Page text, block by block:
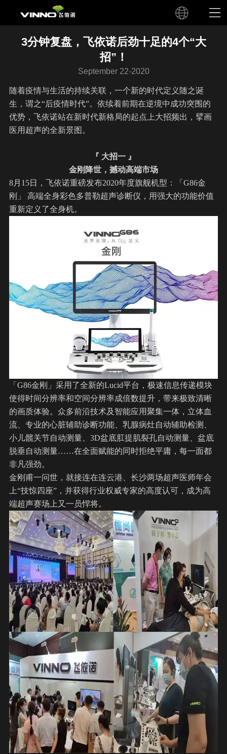
3分钟复盘，飞依诺后劲十足的4个“大
招”！
September 22-2020
随着疫情与生活的持续关联，一个新的时代定义随之诞
生，谓之“后疫情时代”。依续着前期在逆境中成功突围的
优势， 飞依诺站在新时代新格局的起点上大招频出，擘画
医用超声的全新景图。
『 大招一 』
金刚降世，撼动高端市场
8月15日， 飞依诺重磅发布2020年度旗舰机型：「 G86金
刚 」 高端全身彩色多普勒超声诊断仪，用强大的功能价值
重新定义了全身机。
「G86金刚」采用了全新的Lucid平台，极速信息传递模块
使得时间分辨率和空间分辨率成倍数提升，带来极致清晰
的画质体验。众多前沿技术及智能应用聚集一体，立体血
流、专业的心脏辅助诊断功能、乳腺病灶自动辅助检测、
小儿髋关节自动测量、3D盆底肛提肌裂孔自动测量、盆底
脱垂自动测量……在全面赋能的同时拒绝平庸，每一面都
非凡强劲。
金刚甫一问世，就接连在连云港、长沙两场超声医师年会
上“技惊四座”，并获得行业权威专家的高度认可，成为高
端超声赛场上又一员悍将。